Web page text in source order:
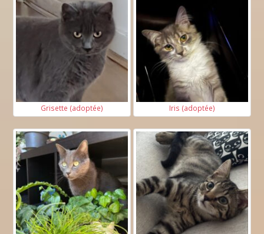
Grisette (adoptée) Iris (adoptée)